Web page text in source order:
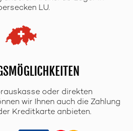
LU.
oder direkten
wir Ihnen auch die Zahlung
Kreditkarte anbieten.